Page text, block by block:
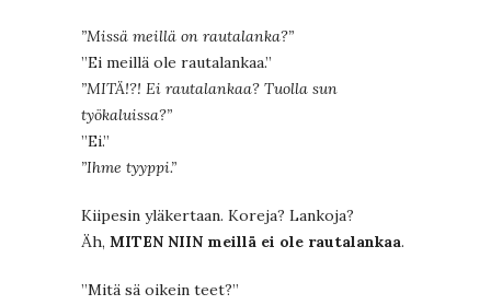
”Missä meillä on rautalanka?”
”Ei meillä ole rautalankaa.”
”MITÄ!?! Ei rautalankaa? Tuolla sun
työkaluissa?”
”Ei.”
”Ihme tyyppi.”
Kiipesin yläkertaan. Koreja? Lankoja?
Äh, MITEN NIIN meillä ei ole rautalankaa.
”Mitä sä oikein teet?”